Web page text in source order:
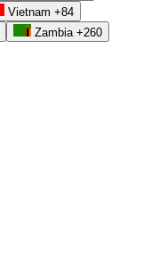
Vietnam +84
Zambia +260